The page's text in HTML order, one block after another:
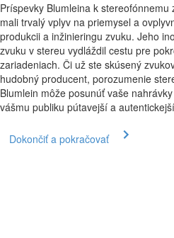
Príspevky Blumleina k
mali trvalý vplyv na priemysel a
produkcii a inžinieringu zvuku. Jeho
zvuku v stereu vydláždil cestu pre
zariadeniach. Či už ste skúsený
hudobný producent, porozumenie
Blumlein môže posunúť vaše
vášmu publiku pútavejší a
Dokončiť a pokračovať